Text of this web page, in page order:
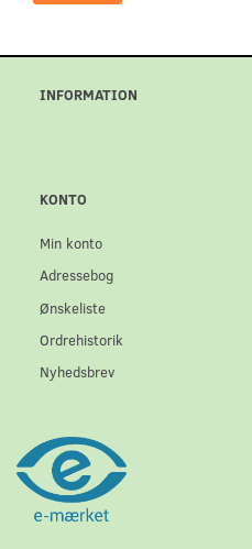
INFORMATION
KONTO
Min konto
Adressebog
Ønskeliste
Ordrehistorik
Nyhedsbrev